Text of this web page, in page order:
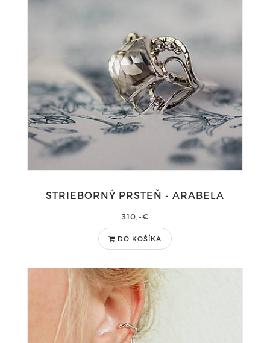
STRIEBORNÝ PRSTEŇ - ARABELA
310,-€
DO KOŠÍKA